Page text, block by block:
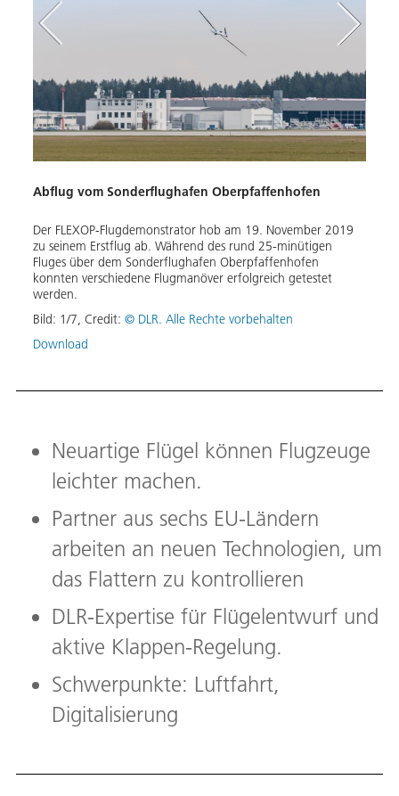
Abflug vom Sonderflughafen Oberpfaffenhofen
Der FLEXOP-Flugdemonstrator hob am 19. November 2019
zu seinem Erstflug ab. Während des rund 25-minütigen
Fluges über dem Sonderflughafen Oberpfaffenhofen
konnten verschiedene Flugmanöver erfolgreich getestet
werden.
Bild: 1/7, Credit: © DLR. Alle Rechte vorbehalten
Download
Neuartige Flügel können Flugzeuge
leichter machen.
Partner aus sechs EU-Ländern
arbeiten an neuen Technologien, um
das Flattern zu kontrollieren
DLR-Expertise für Flügelentwurf und
aktive Klappen-Regelung.
Schwerpunkte: Luftfahrt,
Digitalisierung